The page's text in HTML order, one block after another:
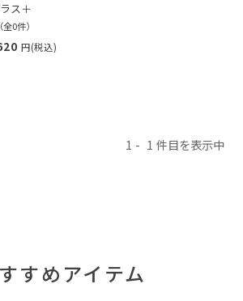
ス＋
0件）
円(税込)
1 1
すめアイテム